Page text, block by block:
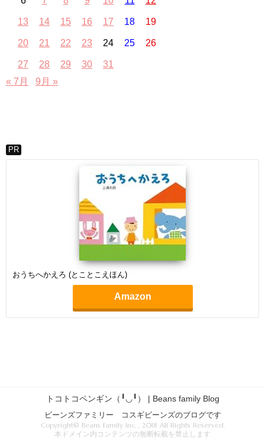
13 14 15 16 17 18 19
20 21 22 23 24 25 26
27 28 29 30
31
« 7月
9月 »
PR
おうちへかえろ (とことこえほん)
Amazon
トコトコペンギン（╹◡╹） | Beans family Blog
ビーンズファミリー コスギビーンズのブログです
Copyright© Beans family Inc. , 2018 All Rights Reserved.
本ドメイン内コンテンツの無断転載を禁止します